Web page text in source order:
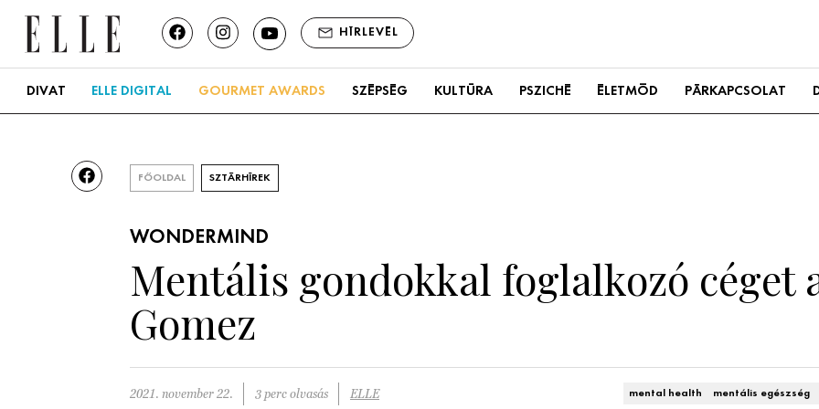
HÍRLEVÉL
DIVAT ELLE DIGITAL GOURMET AWARDS SZÉPSÉG KULTÚRA PSZICHÉ ÉLETMÓD PÁRKAPCSOLAT
FŐOLDAL SZTÁRHÍREK
WONDERMIND
Mentális gondokkal foglalkozó céget
Gomez
2021. november 22. 3 perc olvasás ELLE mental health mentális egészség